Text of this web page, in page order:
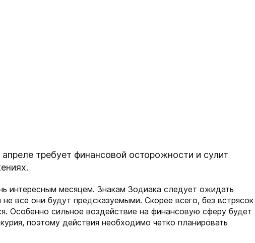
требует финансовой осторожности и сулит
интересным месяцем. Знакам Зодиака следует ожидать
все они будут предсказуемыми. Скорее всего, без встрясок
Особенно сильное воздействие на финансовую сферу будет
поэтому действия необходимо четко планировать